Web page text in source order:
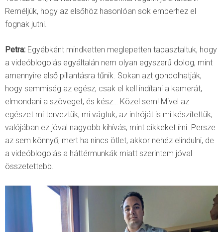
Reméljük, hogy az elsőhöz hasonlóan sok emberhez el
fognak jutni.
Petra: Egyébként mindketten meglepetten tapasztaltuk, hogy
a videóblogolás egyáltalán nem olyan egyszerű dolog, mint
amennyire első pillantásra tűnik. Sokan azt gondolhatják,
hogy semmiség az egész, csak el kell indítani a kamerát,
elmondani a szöveget, és kész… Közel sem! Mivel az
egészet mi terveztük, mi vágtuk, az intróját is mi készítettük,
valójában ez jóval nagyobb kihívás, mint cikkeket írni. Persze
az sem könnyű, mert ha nincs ötlet, akkor nehéz elindulni, de
a videóblogolás a háttérmunkák miatt szerintem jóval
összetettebb.